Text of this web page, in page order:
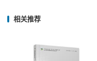
相关推荐